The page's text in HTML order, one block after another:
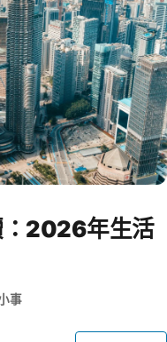
：2026年生活
事